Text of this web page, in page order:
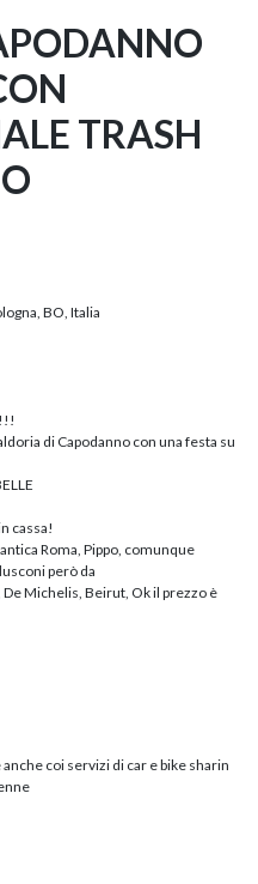
TRASH
BO, Italia
di Capodanno con una festa su
cassa!
Roma, Pippo, comunque
però da
Michelis, Beirut, Ok il prezzo è
coi servizi di car e bike sharin